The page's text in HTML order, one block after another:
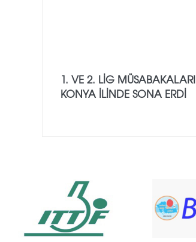
1. VE 2. LIG MÜSABAKALARI
KONYA İLINDE SONA ERDI